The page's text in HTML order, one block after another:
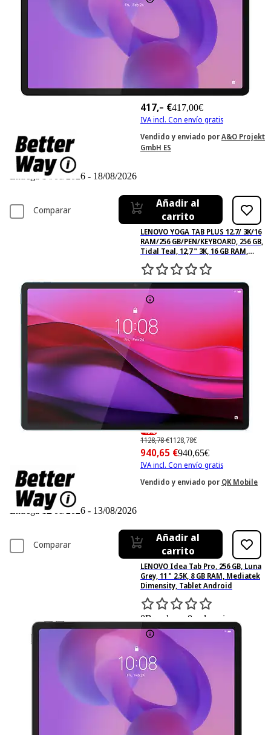
417,– €417,00€
IVA incl. Con envío gratis
Vendido y enviado porA&O Projekt
GmbH ES
Disponible online
Entrega 14/08/2026 - 18/08/2026
Comparar
Añadir al
carrito
LENOVO YOGA TAB PLUS 12.7/ 3K/16
RAM/256 GB/PEN/KEYBOARD, 256 GB,
Tidal Teal, 12,7 " 3K, 16 GB RAM,
Qualcomm® Snapdragon® 8 Gen 3
Mobile Platform, Tablet Android
0Basado en 0 valoraciones
-16%
1128,78 €1128,78€
940,65 €940,65€
IVA incl. Con envío gratis
Vendido y enviado por QK Mobile
Disponible online
Entrega 12/08/2026 - 13/08/2026
Comparar
Añadir al
carrito
LENOVO Idea Tab Pro, 256 GB, Luna
Grey, 11 " 2.5K, 8 GB RAM, Mediatek
Dimensity, Tablet Android
0Basado en 0 valoraciones